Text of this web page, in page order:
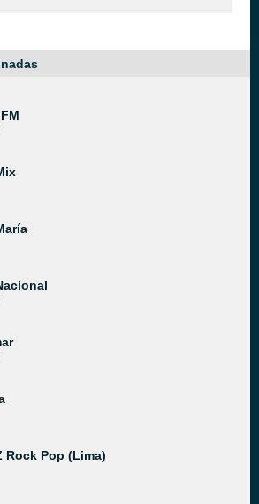
Rock Pop (Lima)